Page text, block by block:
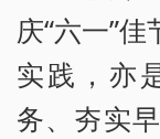
庆“六一”
实践，亦
务、夯实